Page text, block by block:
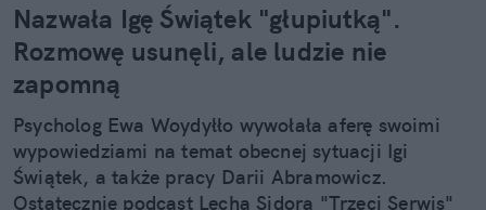
Nazwała Igę Świątek "głupiutką".
Rozmowę usunęli, ale ludzie nie
zapomną
Psycholog Ewa Woydyłło wywołała aferę swoimi
wypowiedziami na temat obecnej sytuacji Igi
Świątek, a także pracy Darii Abramowicz.
Ostatecznie podcast Lecha Sidora "Trzeci Serwis"